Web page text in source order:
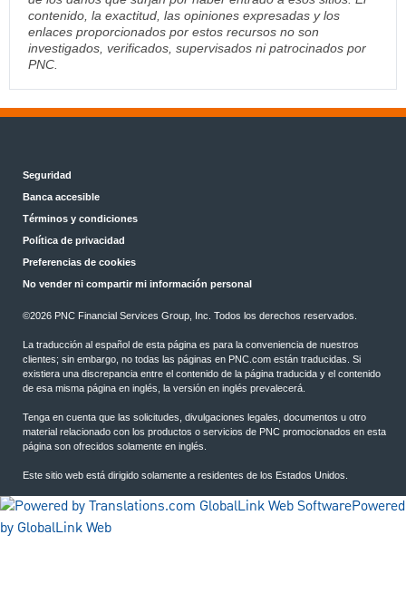
contenido, la exactitud, las opiniones expresadas y los
enlaces proporcionados por estos recursos no son
investigados, verificados, supervisados ni patrocinados por
PNC.
Seguridad
Banca accesible
Términos y condiciones
Política de privacidad
Preferencias de cookies
No vender ni compartir mi información personal
©2026 PNC Financial Services Group, Inc. Todos los derechos reservados.
La traducción al español de esta página es para la conveniencia de nuestros
clientes; sin embargo, no todas las páginas en PNC.com están traducidas. Si
existiera una discrepancia entre el contenido de la página traducida y el contenido
de esa misma página en inglés, la versión en inglés prevalecerá.
Tenga en cuenta que las solicitudes, divulgaciones legales, documentos u otro
material relacionado con los productos o servicios de PNC promocionados en esta
página son ofrecidos solamente en inglés.
Este sitio web está dirigido solamente a residentes de los Estados Unidos.
Powered
by GlobalLink Web